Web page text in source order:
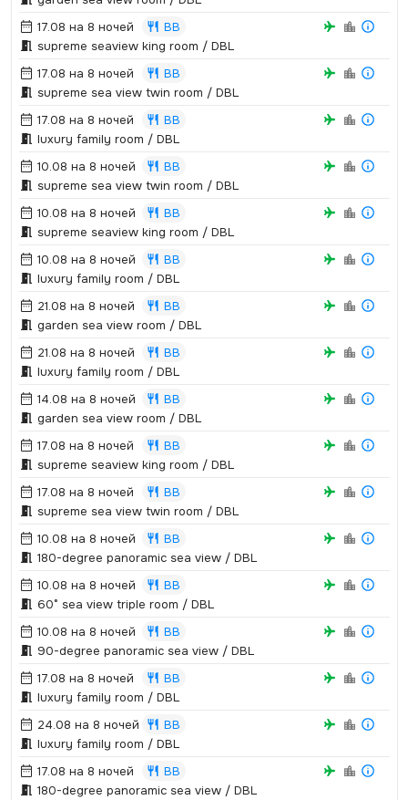
17.08 на 8 ночей
BB
supreme seaview king room / DBL
17.08 на 8 ночей
BB
supreme sea view twin room / DBL
17.08 на 8 ночей
BB
luxury family room / DBL
10.08 на 8 ночей
BB
supreme sea view twin room / DBL
10.08 на 8 ночей
BB
supreme seaview king room / DBL
10.08 на 8 ночей
BB
luxury family room / DBL
21.08 на 8 ночей
BB
garden sea view room / DBL
21.08 на 8 ночей
BB
luxury family room / DBL
14.08 на 8 ночей
BB
garden sea view room / DBL
17.08 на 8 ночей
BB
supreme seaview king room / DBL
17.08 на 8 ночей
BB
supreme sea view twin room / DBL
10.08 на 8 ночей
BB
180-degree panoramic sea view / DBL
10.08 на 8 ночей
BB
60° sea view triple room / DBL
10.08 на 8 ночей
BB
90-degree panoramic sea view / DBL
17.08 на 8 ночей
BB
luxury family room / DBL
24.08 на 8 ночей
BB
luxury family room / DBL
17.08 на 8 ночей
BB
180-degree panoramic sea view / DBL